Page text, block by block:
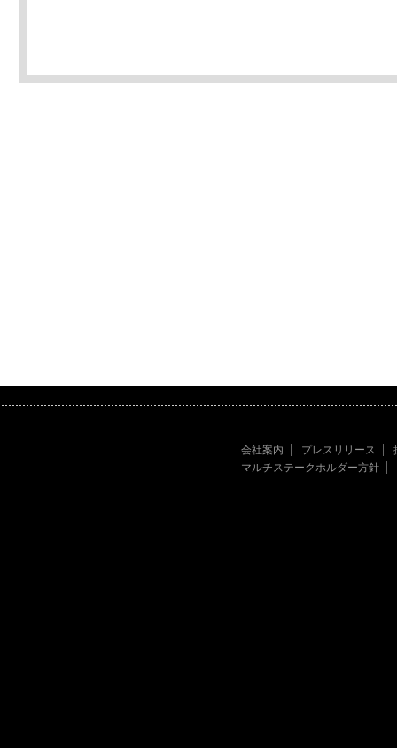
会社案内 プレスリリース
マルチステークホルダー方針